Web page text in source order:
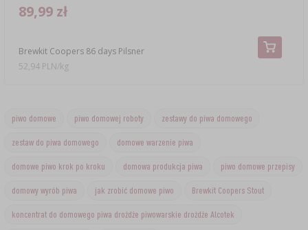
Brewkit Coopers 86 days Pilsner
89,99 zł
52,94 PLN/kg
piwo domowe piwo domowej roboty zestawy do piwa domowego
zestaw do piwa domowego domowe warzenie piwa
domowe piwo krok po kroku domowa produkcja piwa piwo domowe przepisy
domowy wyrób piwa jak zrobić domowe piwo Brewkit Coopers Stout
koncentrat do domowego piwa drożdże piwowarskie drożdże Alcotek